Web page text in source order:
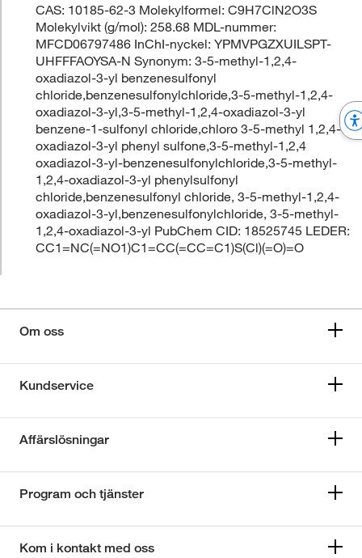
CAS: 10185-62-3 Molekylformel: C9H7ClN2O3S
Molekylvikt (g/mol): 258.68 MDL-nummer:
MFCD06797486 InChI-nyckel: YPMVPGZXUILSPT-
UHFFFAOYSA-N Synonym: 3-5-methyl-1,2,4-
oxadiazol-3-yl benzenesulfonyl
chloride,benzenesulfonylchloride,3-5-methyl-1,2,4-
oxadiazol-3-yl,3-5-methyl-1,2,4-oxadiazol-3-yl
benzene-1-sulfonyl chloride,chloro 3-5-methyl 1,2,4-
oxadiazol-3-yl phenyl sulfone,3-5-methyl-1,2,4
oxadiazol-3-yl-benzenesulfonylchloride,3-5-methyl-
1,2,4-oxadiazol-3-yl phenylsulfonyl
chloride,benzenesulfonyl chloride, 3-5-methyl-1,2,4-
oxadiazol-3-yl,benzenesulfonylchloride, 3-5-methyl-
1,2,4-oxadiazol-3-yl PubChem CID: 18525745 LEDER:
CC1=NC(=NO1)C1=CC(=CC=C1)S(Cl)(=O)=O
Om oss
Kundservice
Affärslösningar
Program och tjänster
Kom i kontakt med oss